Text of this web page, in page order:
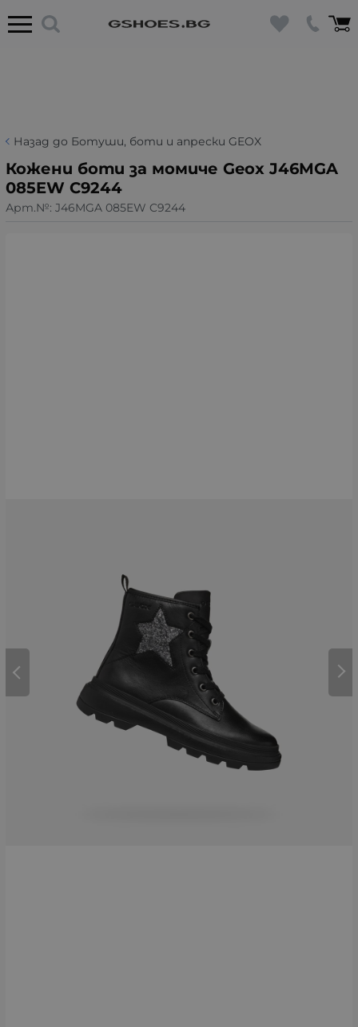
Назад до Ботуши, боти и апрески GEOX
Кожени боти за момиче Geox J46MGA
085EW C9244
Арт.№: J46MGA 085EW C9244